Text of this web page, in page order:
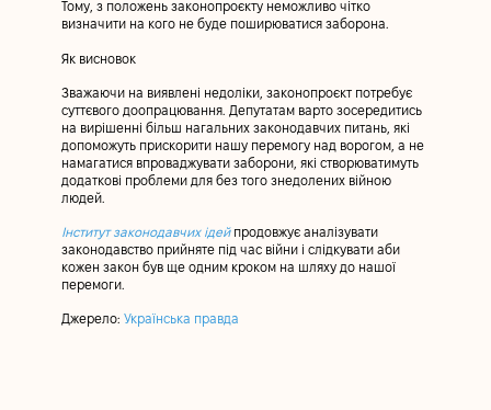
Тому, з положень законопроєкту неможливо чітко
визначити на кого не буде поширюватися заборона.
Як висновок
Зважаючи на виявлені недоліки, законопроєкт потребує
суттєвого доопрацювання. Депутатам варто зосередитись
на вирішенні більш нагальних законодавчих питань, які
допоможуть прискорити нашу перемогу над ворогом, а не
намагатися впроваджувати заборони, які створюватимуть
додаткові проблеми для без того знедолених війною
людей.
Інститут законодавчих ідей продовжує аналізувати
законодавство прийняте під час війни і слідкувати аби
кожен закон був ще одним кроком на шляху до нашої
перемоги.
Джерело: Українська правда